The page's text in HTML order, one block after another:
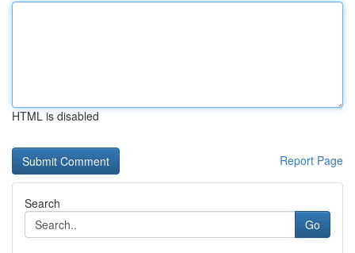
HTML is disabled
Report Page
Search
Go